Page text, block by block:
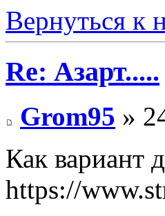
Вернуться к
Re: Азарт.....
Grom95 »
Как вариант
https://